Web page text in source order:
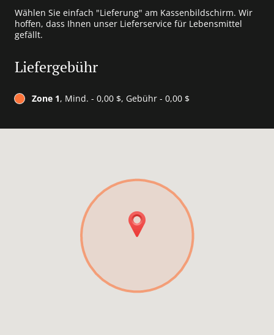
Wählen Sie einfach "Lieferung" am Kassenbildschirm. Wir
hoffen, dass Ihnen unser Lieferservice für Lebensmittel
gefällt.
Liefergebühr
Zone 1, Mind. - 0,00 $, Gebühr - 0,00 $